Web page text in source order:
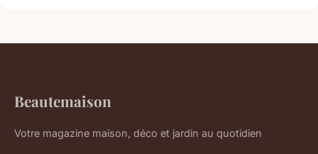
Beautemaison
Votre magazine maison, déco et jardin au quotidien